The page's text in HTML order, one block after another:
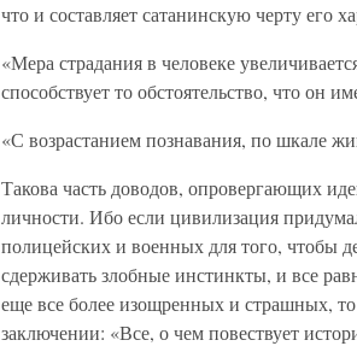
что и составляет сатанинскую черту его
«Мера страдания в человеке
способствует то обстоятельство, что он
«С возрастанием познавания, по шкале
Такова часть доводов, опровергающих
личности. Ибо если цивилизация
полицейских и военных для того, чтобы
сдерживать злобные инстинкты, и все
еще все более изощренных и страшных,
заключении: «Все, о чем повествует